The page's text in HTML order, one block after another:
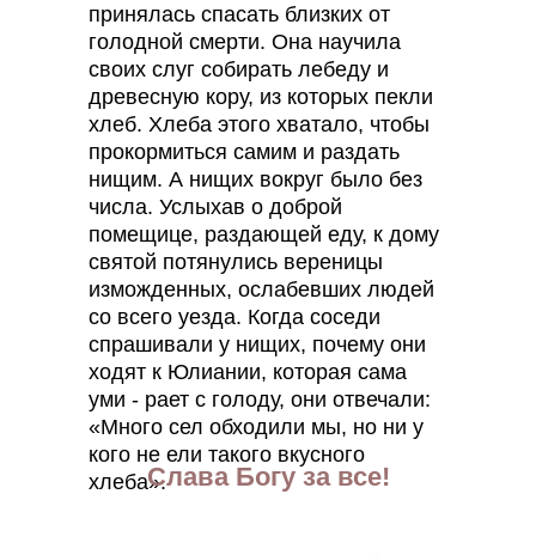
принялась спасать близких от
голодной смерти. Она научила
своих слуг собирать лебеду и
древесную кору, из которых пекли
хлеб. Хлеба этого хватало, чтобы
прокормиться самим и раздать
нищим. А нищих вокруг было без
числа. Услыхав о доброй
помещице, раздающей еду, к дому
святой потянулись вереницы
изможденных, ослабевших людей
со всего уезда. Когда соседи
спрашивали у нищих, почему они
ходят к Юлиании, которая сама
уми - рает с голоду, они отвечали:
«Много сел обходили мы, но ни у
кого не ели такого вкусного
хлеба».Слава Богу за все!